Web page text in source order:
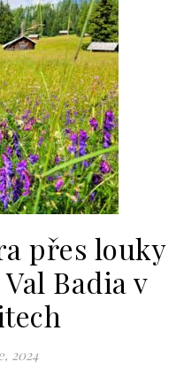
přes louky
Badia v
2024